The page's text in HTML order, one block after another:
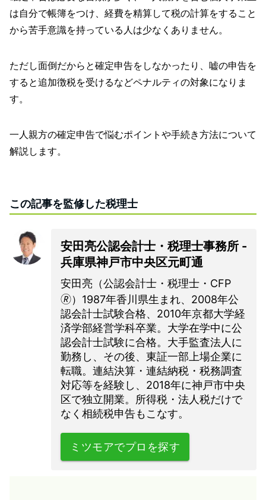
は自分で帳簿をつけ、経費を精算して税の計算をすること
から苦手意識を持っている人は少なくありません。
ただし面倒だからと確定申告をしなかったり、嘘の申告を
すると追加徴税を受けるなどペナルティの対象になりま
す。
一人親方の確定申告で悩むポイントや手続き方法について
解説します。
この記事を監修した税理士
安田亮公認会計士・税理士事務所 -
兵庫県神戸市中央区元町通
安田亮（公認会計士・税理士・CFP
🄬）1987年香川県生まれ、2008年公
認会計士試験合格、2010年京都大学経
済学部経営学科卒業。大学在学中に公
認会計士試験に合格。大手監査法人に
勤務し、その後、東証一部上場企業に
転職。連結決算・連結納税・税務調査
対応等を経験し、2018年に神戸市中央
区で独立開業。所得税・法人税だけで
なく相続税申告もこなす。
ミツモアでプロを探す